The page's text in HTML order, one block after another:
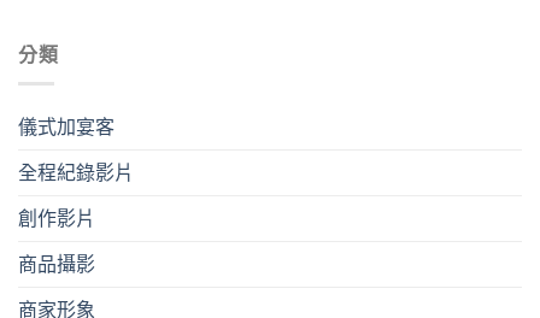
分類
儀式加宴客
全程紀錄影片
創作影片
商品攝影
商家形象